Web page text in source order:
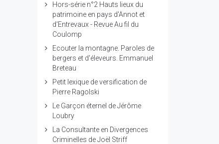
Hors-série n°2 Hauts lieux du
patrimoine en pays d'Annot et
d'Entrevaux - Revue Au fil du
Coulomp
Ecouter la montagne. Paroles de
bergers et d'éleveurs. Emmanuel
Breteau
Petit lexique de versification de
Pierre Ragolski
Le Garçon éternel de Jérôme
Loubry
La Consultante en Divergences
Criminelles de Joël Striff